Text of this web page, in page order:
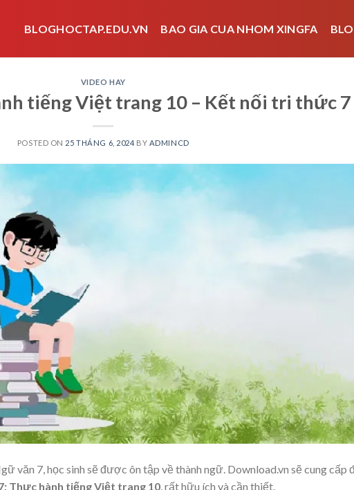
BLOGHOCTAP.EDU.VN BAO GIA CUA NHOM XINGFA
VIDEO HAY
tiếng Việt trang 10 – Kết nối tri thức 7
POSTED ON 25 THÁNG 6, 2024 BY ADMINCD
văn 7, học sinh sẽ được ôn tập về thành ngữ. Download.vn sẽ cung cấp
Thực hành tiếng Việt trang 10 , rất hữu ích và cần thiết.